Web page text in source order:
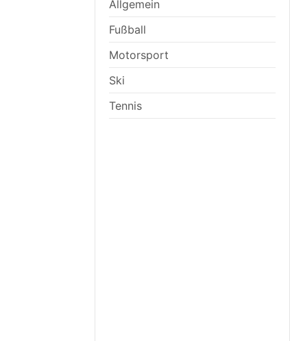
Allgemein
Fußball
Motorsport
Ski
Tennis